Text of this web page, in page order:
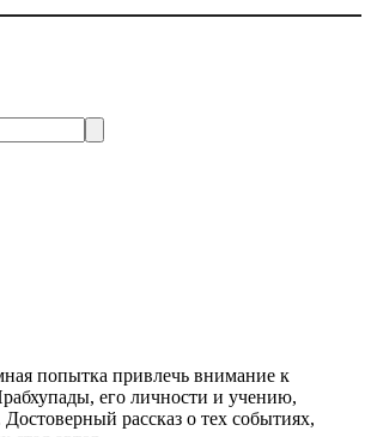
попытка привлечь внимание к
его личности и учению,
рассказ о тех событиях,